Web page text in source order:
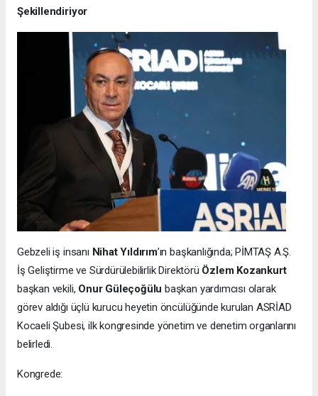
Şekillendiriyor
Gebzeli iş insanı Nihat Yıldırım’ın başkanlığında; PİMTAŞ A.Ş.
İş Geliştirme ve Sürdürülebilirlik Direktörü Özlem Kozankurt
başkan vekili, Onur Güleçoğülu başkan yardımcısı olarak
görev aldığı üçlü kurucu heyetin öncülüğünde kurulan ASRİAD
Kocaeli Şubesi, ilk kongresinde yönetim ve denetim organlarını
belirledi.
Kongrede: